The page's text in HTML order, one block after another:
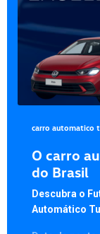
carro automatico
O carro
do Brasil
Descubra o
Automático